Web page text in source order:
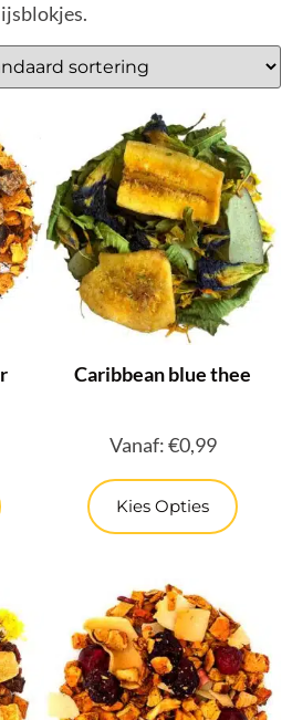
ijsblokjes.
Caribbean blue thee
Vanaf:€0,99
Kies Opties